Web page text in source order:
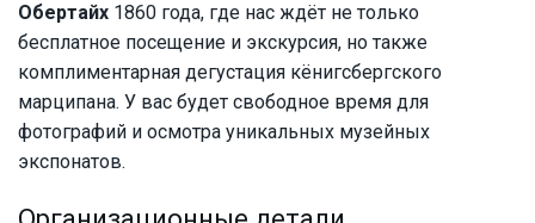
Обертайх 1860 года, где нас ждёт не только
бесплатное посещение и экскурсия, но также
комплиментарная дегустация кёнигсбергского
марципана. У вас будет свободное время для
фотографий и осмотра уникальных музейных
экспонатов.